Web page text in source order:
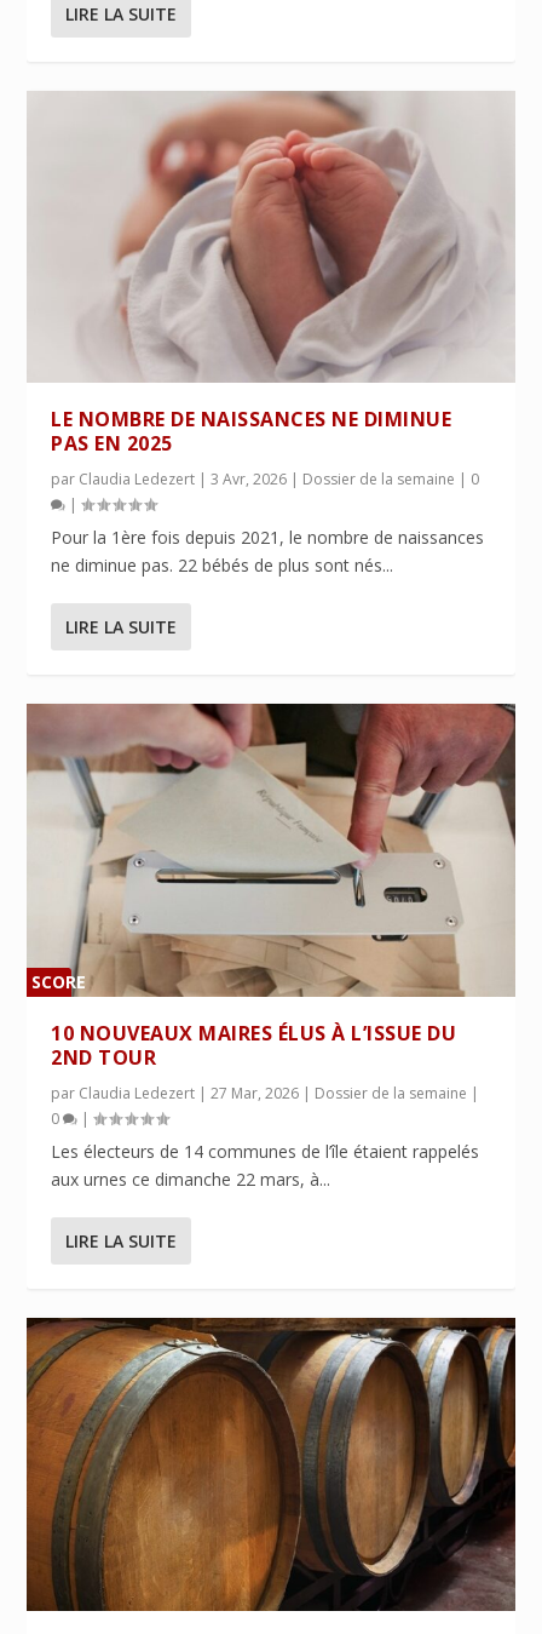
LIRE LA SUITE
LE NOMBRE DE NAISSANCES NE DIMINUE
PAS EN 2025
par Claudia Ledezert |3 Avr, 2026 | Dossier de la semaine | 0
|
Pour la 1ère fois depuis 2021, le nombre de naissances
ne diminue pas. 22 bébés de plus sont nés...
LIRE LA SUITE
SCORE
10 NOUVEAUX MAIRES ÉLUS À L’ISSUE DU
2ND TOUR
par Claudia Ledezert |27 Mar, 2026 | Dossier de la semaine |
0
|
Les électeurs de 14 communes de l’île étaient rappelés
aux urnes ce dimanche 22 mars, à...
LIRE LA SUITE